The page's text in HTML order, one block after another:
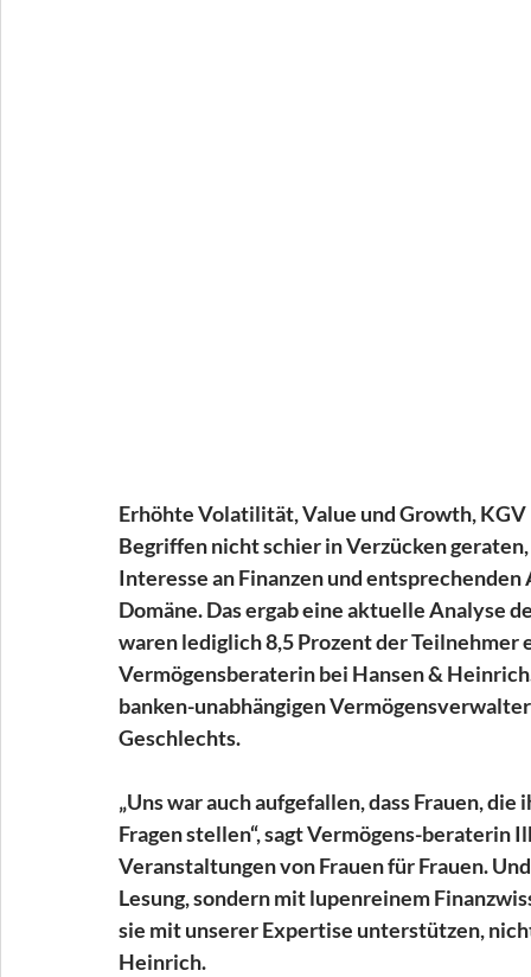
Erhöhte Volatilität, Value und Growth,
Begriffen nicht schier in Verzücken geraten,
Interesse an Finanzen und
Domäne. Das ergab eine aktuelle Analyse
waren lediglich 8,5 Prozent der Teilnehmer
Vermögensberaterin bei Hansen &
banken-unabhängigen
Geschlechts.
„Uns war auch aufgefallen, dass Frauen,
Fragen stellen“, sagt Vermögens-beraterin
Veranstaltungen von Frauen für Frauen.
Lesung, sondern mit lupenreinem
sie mit unserer Expertise unterstützen,
Heinrich.